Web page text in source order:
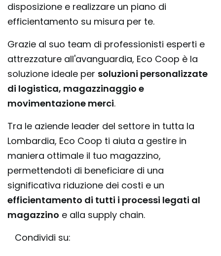
disposizione e realizzare un piano di
efficientamento su misura per te.
Grazie al suo team di professionisti esperti e
attrezzature all'avanguardia, Eco Coop è la
soluzione ideale per soluzioni personalizzate
di logistica, magazzinaggio e
movimentazione merci.
Tra le aziende leader del settore in tutta la
Lombardia, Eco Coop ti aiuta a gestire in
maniera ottimale il tuo magazzino,
permettendoti di beneficiare di una
significativa riduzione dei costi e un
efficientamento di tutti i processi legati al
magazzino e alla supply chain.
Condividi su: